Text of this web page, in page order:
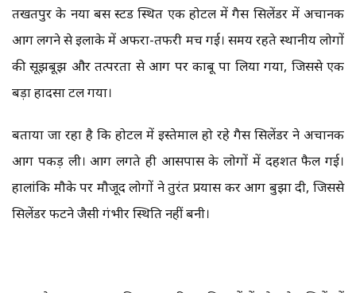
तखतपुर के नया बस स्टैंड स्थित एक होटल में गैस सिलेंडर में अचानक
आग लगने से इलाके में अफरा-तफरी मच गई। समय रहते स्थानीय लोगों
की सूझबूझ और तत्परता से आग पर काबू पा लिया गया, जिससे एक
बड़ा हादसा टल गया।
बताया जा रहा है कि होटल में इस्तेमाल हो रहे गैस सिलेंडर ने अचानक
आग पकड़ ली। आग लगते ही आसपास के लोगों में दहशत फैल गई।
हालांकि मौके पर मौजूद लोगों ने तुरंत प्रयास कर आग बुझा दी, जिससे
सिलेंडर फटने जैसी गंभीर स्थिति नहीं बनी।